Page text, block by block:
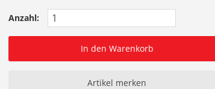
Anzahl:
In den Warenkorb
Artikel merken